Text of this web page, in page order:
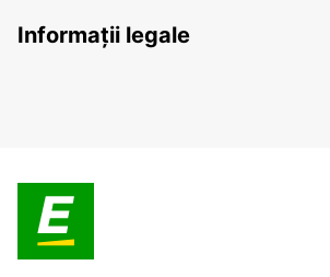
Informații legale